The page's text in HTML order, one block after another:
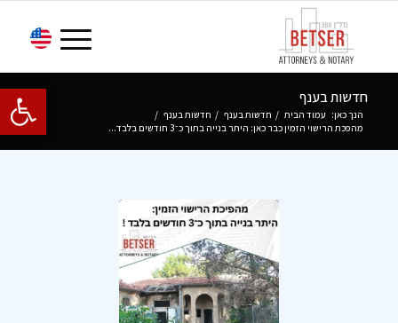
פתח חדשות בענף
הנך כאן: עמוד הבית / חדשות בענף / חדשות בענף /
מהפכת הרישוי הזמין כבר כאן: היתר בנייה בתוך כ־3 חודשים בלבד...